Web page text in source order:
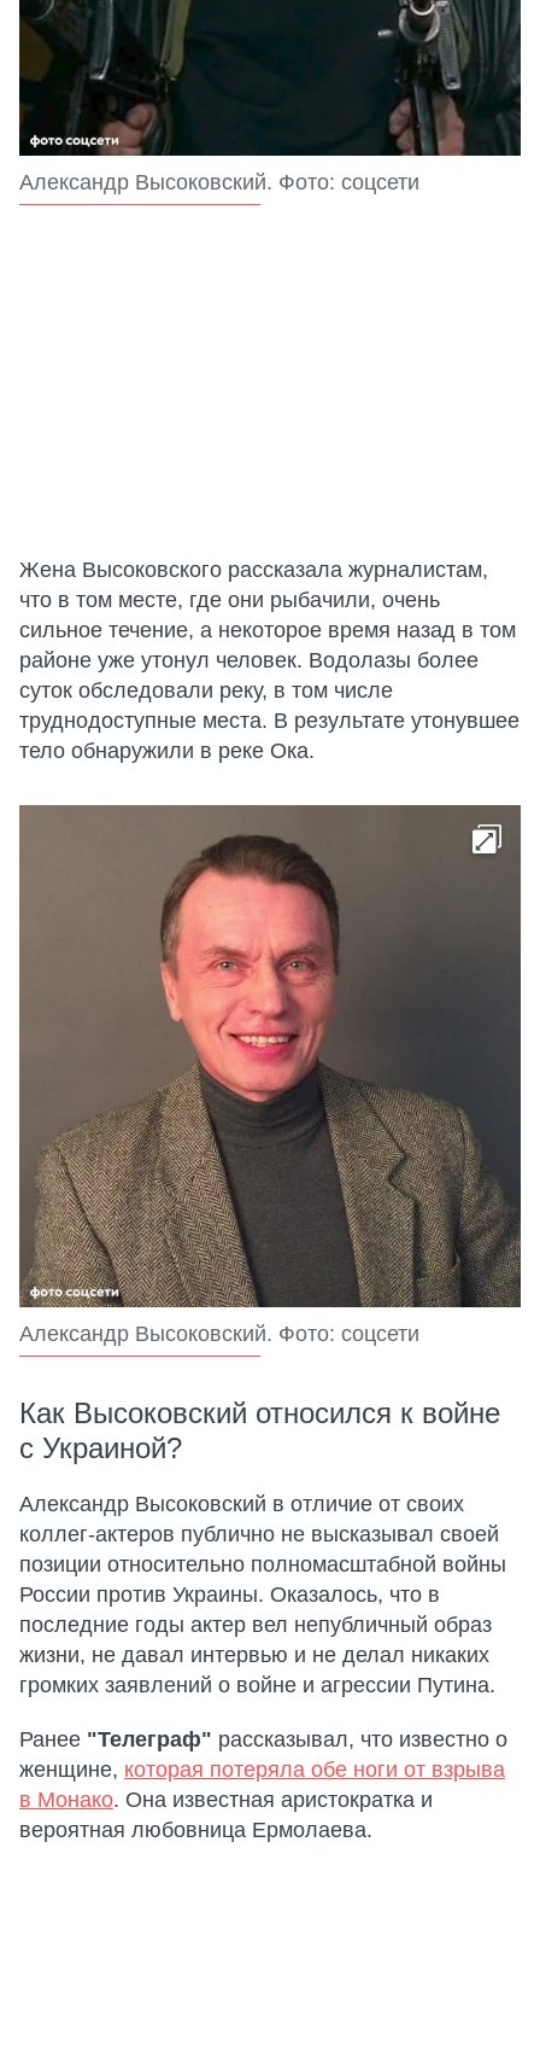
Александр Высоковский. Фото: соцсети
Жена Высоковского рассказала журналистам,
что в том месте, где они рыбачили, очень
сильное течение, а некоторое время назад в том
районе уже утонул человек. Водолазы более
суток обследовали реку, в том числе
труднодоступные места. В результате утонувшее
тело обнаружили в реке Ока.
Александр Высоковский. Фото: соцсети
Как Высоковский относился к войне
с Украиной?
Александр Высоковский в отличие от своих
коллег-актеров публично не высказывал своей
позиции относительно полномасштабной войны
России против Украины. Оказалось, что в
последние годы актер вел непубличный образ
жизни, не давал интервью и не делал никаких
громких заявлений о войне и агрессии Путина.
Ранее "Телеграф" рассказывал, что известно о
женщине, которая потеряла обе ноги от взрыва
в Монако. Она известная аристократка и
вероятная любовница Ермолаева.